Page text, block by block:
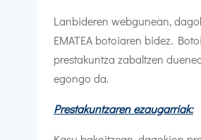
Lanbideren webgunean,
EMATEA botoiaren bidez.
prestakuntza zabaltzen
egongo da.
Prestakuntzaren ezaugarriak: